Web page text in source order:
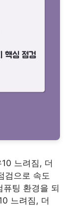
느려짐, 더
검으로 속도
팅 환경을 되
느려짐, 더